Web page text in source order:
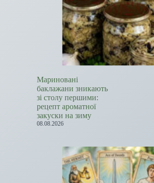
Мариновані
баклажани зникають
зі столу першими:
рецепт ароматної
закуски на зиму
08.08.2026